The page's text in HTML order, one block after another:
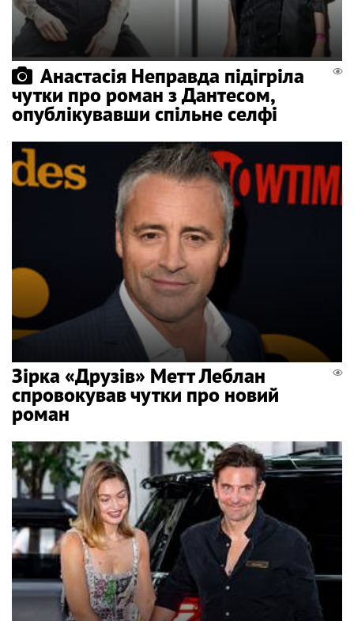
Анастасія Неправда підігріла
чутки про роман з Дантесом,
опублікувавши спільне селфі
Зірка «Друзів» Метт Леблан
спровокував чутки про новий
роман